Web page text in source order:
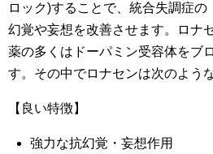
ロック)することで、統合失調症の
幻覚や妄想を改善させます。ロナ
薬の多くはドーパミン受容体をブ
す。その中でロナセンは次のよう
【良い特徴】
強力な抗幻覚・妄想作用